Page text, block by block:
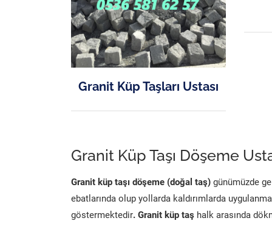
Granit Küp Taşları Ustası
Granit Küp Taşı Döşeme
Granit küp taşı döşeme (doğal taş) günümüzde
ebatlarında olup yollarda kaldırımlarda
göstermektedir. Granit küp taş halk arasında